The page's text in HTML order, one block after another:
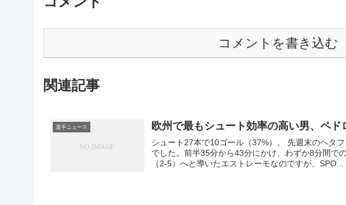
コメントを書き込む
関連記事
選手ニュース 欧州で最もシュート効率の高い男、ペド
シュート27本で10ゴール（37%）。 先週末のヘタ
でした。前半35分から43分にかけ、わずか8分間で
（2-5）へと導いたエストレーモなのですが、SPO...